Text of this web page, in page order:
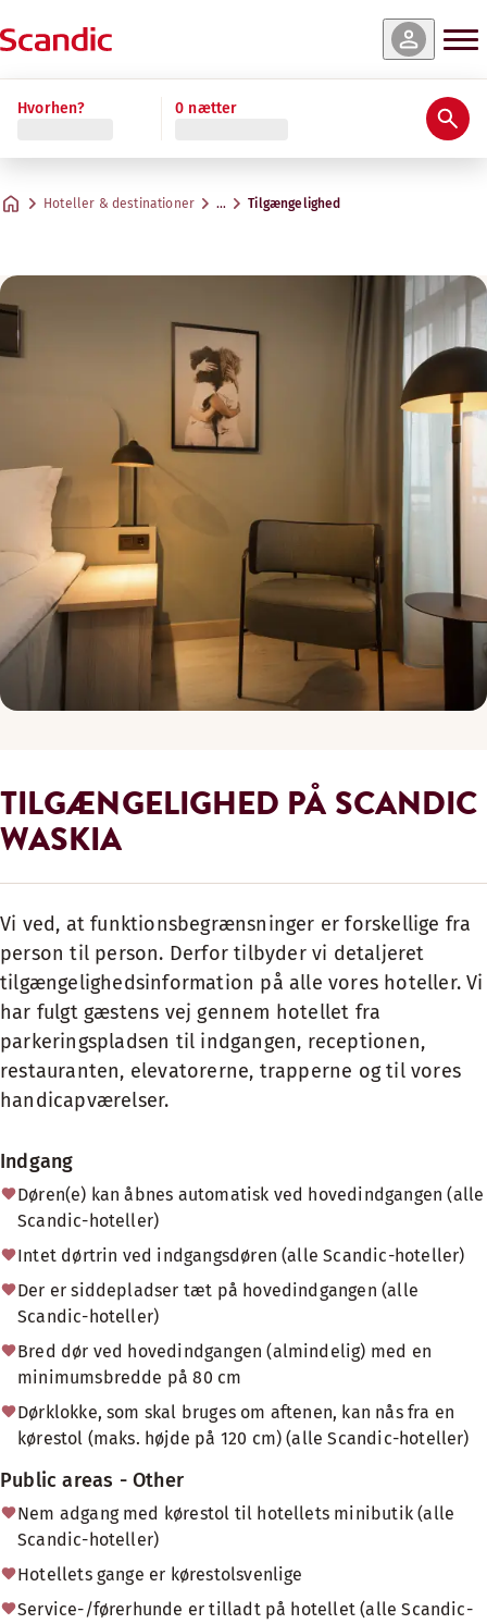
Hvorhen? 0 nætter
Hoteller & destinationer … Tilgængelighed
TILGÆNGELIGHED PÅ SCANDIC
WASKIA
Vi ved, at funktionsbegrænsninger er forskellige fra
person til person. Derfor tilbyder vi detaljeret
tilgængelighedsinformation på alle vores hoteller. Vi
har fulgt gæstens vej gennem hotellet fra
parkeringspladsen til indgangen, receptionen,
restauranten, elevatorerne, trapperne og til vores
handicapværelser.
Indgang
Døren(e) kan åbnes automatisk ved hovedindgangen (alle
Scandic-hoteller)
Intet dørtrin ved indgangsdøren (alle Scandic-hoteller)
Der er siddepladser tæt på hovedindgangen (alle
Scandic-hoteller)
Bred dør ved hovedindgangen (almindelig) med en
minimumsbredde på 80 cm
Dørklokke, som skal bruges om aftenen, kan nås fra en
kørestol (maks. højde på 120 cm) (alle Scandic-hoteller)
Public areas - Other
Nem adgang med kørestol til hotellets minibutik (alle
Scandic-hoteller)
Hotellets gange er kørestolsvenlige
Service-/førerhunde er tilladt på hotellet (alle Scandic-